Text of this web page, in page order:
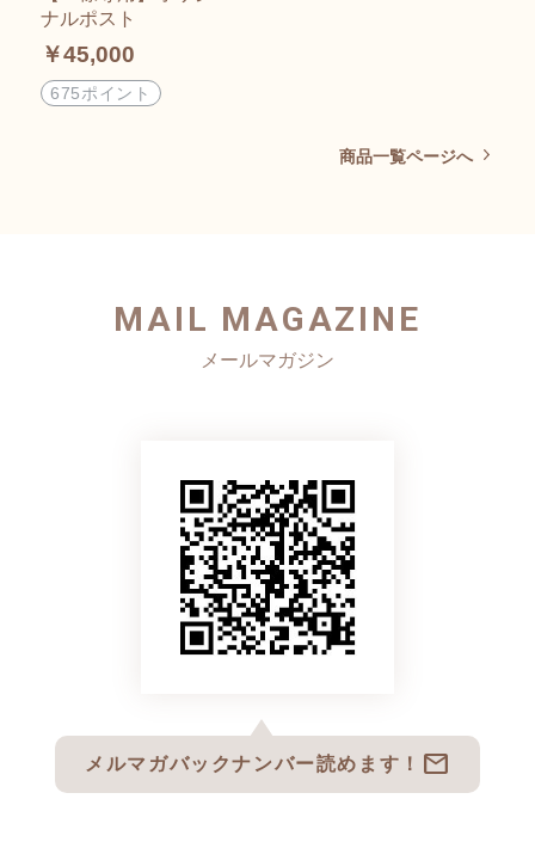
ナルポスト
￥45,000
675ポイント
商品一覧ページへ
MAIL MAGAZINE
メルマガバックナンバー読めます！ mail